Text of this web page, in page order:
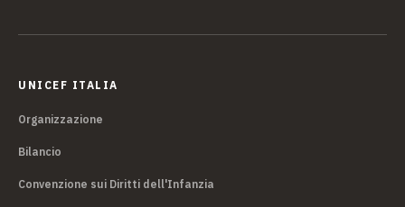
UNICEF ITALIA
Organizzazione
Bilancio
Convenzione sui Diritti dell'Infanzia